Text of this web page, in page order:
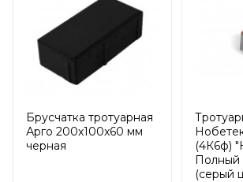
Брусчатка тротуарная
Арго 200x100x60 мм
черная
(4К6ф)
Полный
(серый